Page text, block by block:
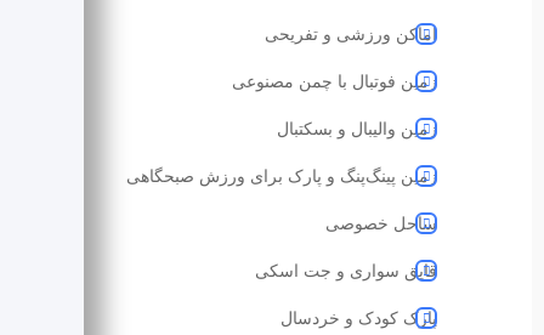
اماکن ورزشی و تفریحی
زمین فوتبال با چمن مصنوعی
زمین والیبال و بسکتبال
زمین پینگ‌پنگ و پارک برای ورزش صبحگاهی
ساحل خصوصی
قایق سواری و جت اسکی
پارک کودک و خردسال